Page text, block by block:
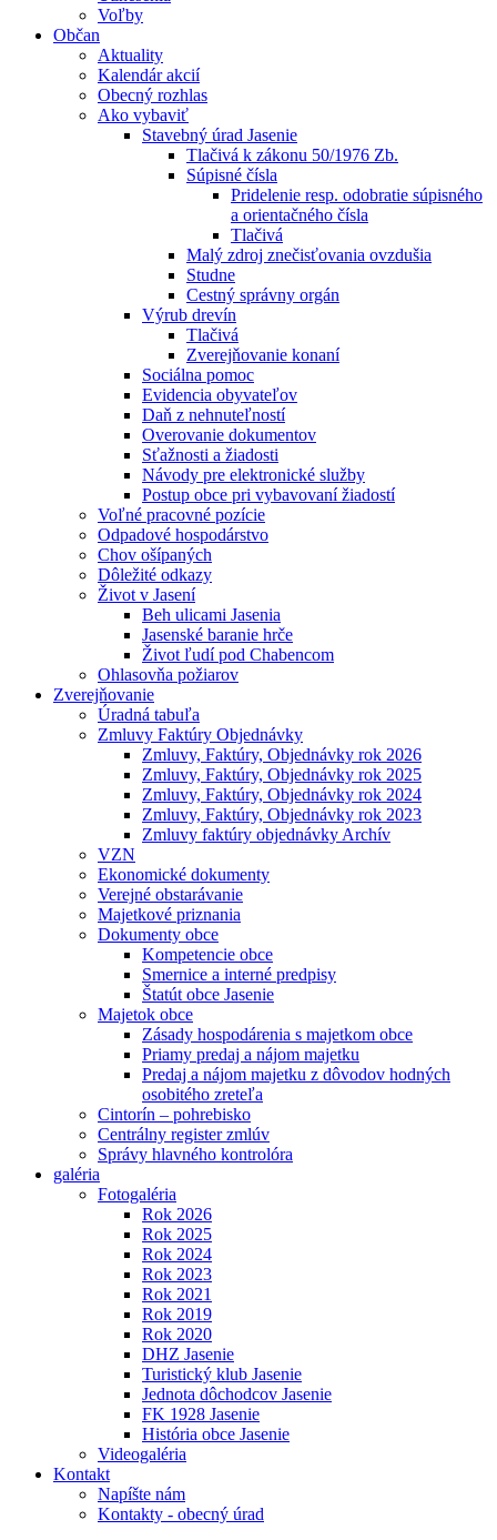
Voľby
Občan
Aktuality
Kalendár akcií
Obecný rozhlas
Ako vybaviť
Stavebný úrad Jasenie
Tlačivá k zákonu 50/1976 Zb.
Súpisné čísla
Pridelenie resp. odobratie súpisného
a orientačného čísla
Tlačivá
Malý zdroj znečisťovania ovzdušia
Studne
Cestný správny orgán
Výrub drevín
Tlačivá
Zverejňovanie konaní
Sociálna pomoc
Evidencia obyvateľov
Daň z nehnuteľností
Overovanie dokumentov
Sťažnosti a žiadosti
Návody pre elektronické služby
Postup obce pri vybavovaní žiadostí
Voľné pracovné pozície
Odpadové hospodárstvo
Chov ošípaných
Dôležité odkazy
Život v Jasení
Beh ulicami Jasenia
Jasenské baranie hrče
Život ľudí pod Chabencom
Ohlasovňa požiarov
Zverejňovanie
Úradná tabuľa
Zmluvy Faktúry Objednávky
Zmluvy, Faktúry, Objednávky rok 2026
Zmluvy, Faktúry, Objednávky rok 2025
Zmluvy, Faktúry, Objednávky rok 2024
Zmluvy, Faktúry, Objednávky rok 2023
Zmluvy faktúry objednávky Archív
VZN
Ekonomické dokumenty
Verejné obstarávanie
Majetkové priznania
Dokumenty obce
Kompetencie obce
Smernice a interné predpisy
Štatút obce Jasenie
Majetok obce
Zásady hospodárenia s majetkom obce
Priamy predaj a nájom majetku
Predaj a nájom majetku z dôvodov hodných
osobitého zreteľa
Cintorín – pohrebisko
Centrálny register zmlúv
Správy hlavného kontrolóra
galéria
Fotogaléria
Rok 2026
Rok 2025
Rok 2024
Rok 2023
Rok 2021
Rok 2019
Rok 2020
DHZ Jasenie
Turistický klub Jasenie
Jednota dôchodcov Jasenie
FK 1928 Jasenie
História obce Jasenie
Videogaléria
Kontakt
Napíšte nám
Kontakty - obecný úrad